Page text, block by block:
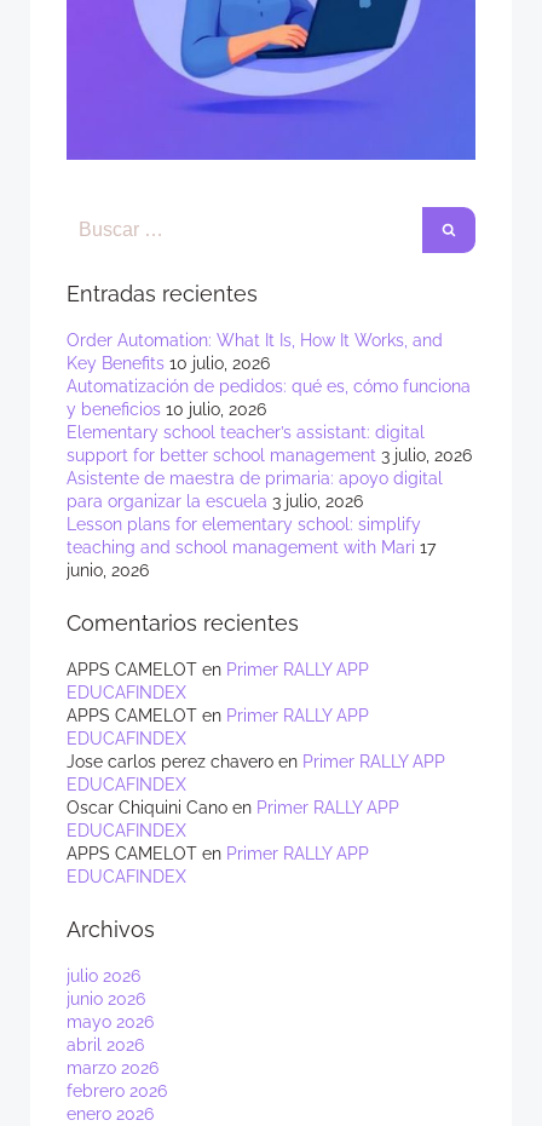
Entradas recientes
Order Automation: What It Is, How It Works, and
Key Benefits 10 julio, 2026
Automatización de pedidos: qué es, cómo funciona
y beneficios 10 julio, 2026
Elementary school teacher’s assistant: digital
support for better school management 3 julio, 2026
Asistente de maestra de primaria: apoyo digital
para organizar la escuela 3 julio, 2026
Lesson plans for elementary school: simplify
teaching and school management with Mari 17
junio, 2026
Comentarios recientes
APPS CAMELOT en Primer RALLY APP
EDUCAFINDEX
APPS CAMELOT en Primer RALLY APP
EDUCAFINDEX
Jose carlos perez chavero en Primer RALLY APP
EDUCAFINDEX
Oscar Chiquini Cano en Primer RALLY APP
EDUCAFINDEX
APPS CAMELOT en Primer RALLY APP
EDUCAFINDEX
Archivos
julio 2026
junio 2026
mayo 2026
abril 2026
marzo 2026
febrero 2026
enero 2026